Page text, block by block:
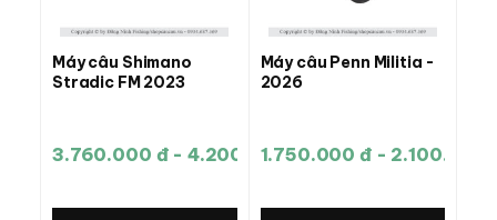
Máy câu Shimano
Stradic FM 2023
3.760.000 đ - 4.200.000 đ
Máy câu Penn Militia -
2026
1.750.000 đ - 2.100.000